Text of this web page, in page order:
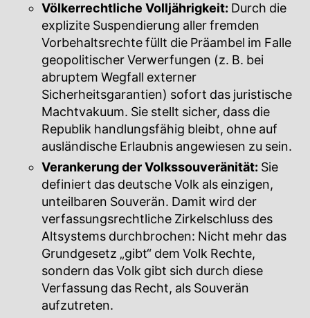
Völkerrechtliche Volljährigkeit: Durch die
explizite Suspendierung aller fremden
Vorbehaltsrechte füllt die Präambel im Falle
geopolitischer Verwerfungen (z. B. bei
abruptem Wegfall externer
Sicherheitsgarantien) sofort das juristische
Machtvakuum. Sie stellt sicher, dass die
Republik handlungsfähig bleibt, ohne auf
ausländische Erlaubnis angewiesen zu sein.
Verankerung der Volkssouveränität: Sie
definiert das deutsche Volk als einzigen,
unteilbaren Souverän. Damit wird der
verfassungsrechtliche Zirkelschluss des
Altsystems durchbrochen: Nicht mehr das
Grundgesetz „gibt“ dem Volk Rechte,
sondern das Volk gibt sich durch diese
Verfassung das Recht, als Souverän
aufzutreten.